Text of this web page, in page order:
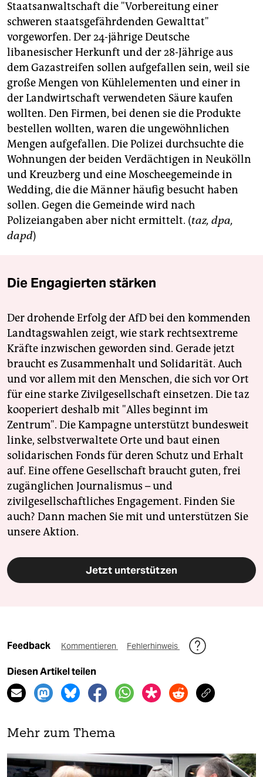
Staatsanwaltschaft die "Vorbereitung einer
schweren staatsgefährdenden Gewalttat"
vorgeworfen. Der 24-jährige Deutsche
libanesischer Herkunft und der 28-Jährige aus
dem Gazastreifen sollen aufgefallen sein, weil sie
große Mengen von Kühlelementen und einer in
der Landwirtschaft verwendeten Säure kaufen
wollten. Den Firmen, bei denen sie die Produkte
bestellen wollten, waren die ungewöhnlichen
Mengen aufgefallen. Die Polizei durchsuchte die
Wohnungen der beiden Verdächtigen in Neukölln
und Kreuzberg und eine Moscheegemeinde in
Wedding, die die Männer häufig besucht haben
sollen. Gegen die Gemeinde wird nach
Polizeiangaben aber nicht ermittelt. (taz, dpa,
dapd)
Die Engagierten stärken
Der drohende Erfolg der AfD bei den kommenden
Landtagswahlen zeigt, wie stark rechtsextreme
Kräfte inzwischen geworden sind. Gerade jetzt
braucht es Zusammenhalt und Solidarität. Auch
und vor allem mit den Menschen, die sich vor Ort
für eine starke Zivilgesellschaft einsetzen. Die taz
kooperiert deshalb mit "Alles beginnt im
Zentrum". Die Kampagne unterstützt bundesweit
linke, selbstverwaltete Orte und baut einen
solidarischen Fonds für deren Schutz und Erhalt
auf. Eine offene Gesellschaft braucht guten, frei
zugänglichen Journalismus – und
zivilgesellschaftliches Engagement. Finden Sie
auch? Dann machen Sie mit und unterstützen Sie
unsere Aktion.
Jetzt unterstützen
Feedback Kommentieren Fehlerhinweis
Diesen Artikel teilen
Mehr zum Thema